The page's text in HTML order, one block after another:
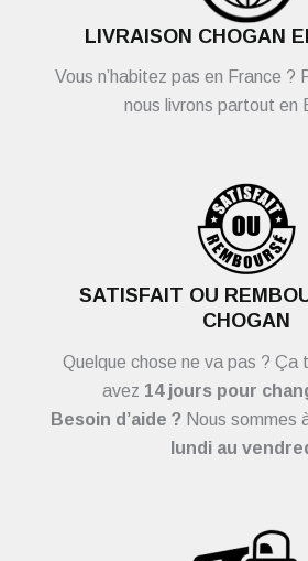
LIVRAISON CHOGAN
Vous n’habitez pas en France ?
nous livrons partout en
SATISFAIT OU
CHOGAN
Quelque chose ne va pas ? Ça
avez 14 jours pour
Besoin d’aide ? Nous sommes
lundi au